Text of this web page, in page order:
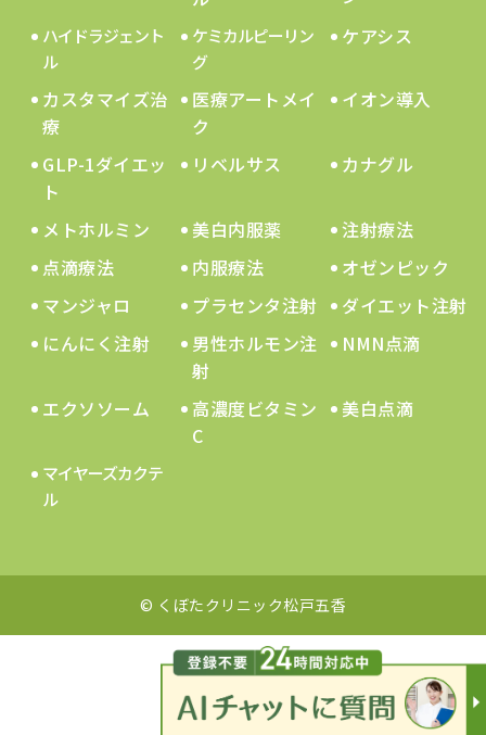
ハイドラジェント
ル
ケミカルピーリン
グ
ケアシス
カスタマイズ治
療
医療アートメイ
ク
イオン導入
GLP-1ダイエッ
ト
リベルサス カナグル
メトホルミン 美白内服薬
注射療法
点滴療法
内服療法
オゼンピック
マンジャロ
プラセンタ注射
ダイエット注射
にんにく注射
男性ホルモン注
射
NMN点滴
エクソソーム
高濃度ビタミン
C
美白点滴
マイヤーズカクテ
ル
© くぼたクリニック松戸五香